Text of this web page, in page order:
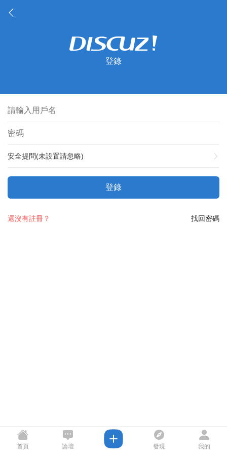
登錄
安全提問(未設置請忽略)
登錄
找回密碼
還沒有註冊？
首頁 論壇 發現 我的